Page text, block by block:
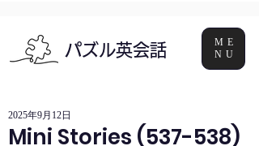
パズル英会話
ME
NU
Mini Stories (537-538)
2025年9月12日